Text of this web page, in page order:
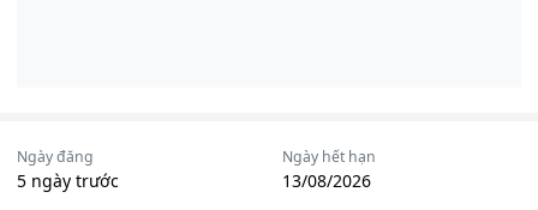
Ngày đăng
5 ngày trước
Ngày hết hạn
13/08/2026